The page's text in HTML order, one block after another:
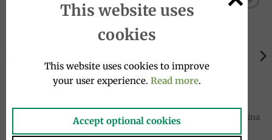
Add to
CONSERVE
Pomodori pelati 400g, Cirio
SPEZIE E SALSE
Funghi Porcini Secchi bustina
da 25 g, Alfonso Fortunati
This website uses
cookies
This website uses cookies to improve
your user experience. Read more.
Accept optional cookies